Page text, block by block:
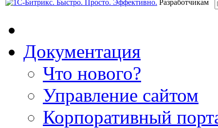
Разработчикам
Документация
Что нового?
Управление сайтом
Корпоративный